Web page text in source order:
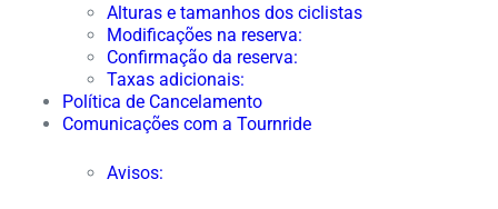
Alturas e tamanhos dos ciclistas
Modificações na reserva:
Confirmação da reserva:
Taxas adicionais:
Política de Cancelamento
Comunicações com a Tournride
Avisos: